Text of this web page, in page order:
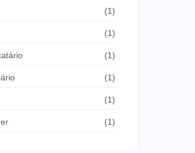
(1)
(1)
(1)
(1)
(1)
(1)